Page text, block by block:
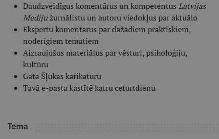
Daudzveidīgus komentārus un kompetentus Latvijas
Medijužurnālistu un autoru viedokļus par aktuālo
Ekspertu komentārus par dažādiem praktiskiem,
noderīgiem tematiem
Aizraujošus materiālus par vēsturi, psiholoģiju,
kultūru
Gata Šļūkas karikatūru
Tavā e-pasta kastītē katru ceturtdienu
Tēma